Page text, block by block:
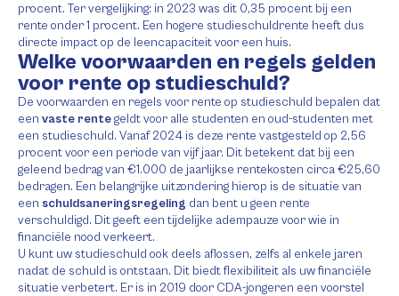
procent. Ter vergelijking: in 2023 was dit 0,35 procent bij een
rente onder 1 procent. Een hogere studieschuldrente heeft dus
directe impact op de leencapaciteit voor een huis.
Welke voorwaarden en regels gelden
voor rente op studieschuld?
De voorwaarden en regels voor rente op studieschuld bepalen dat
een vaste rentegeldt voor alle studenten en oud-studenten met
een studieschuld. Vanaf 2024 is deze rente vastgesteld op 2,56
procent voor een periode van vijf jaar. Dit betekent dat bij een
geleend bedrag van €1.000 de jaarlijkse rentekosten circa €25,60
bedragen. Een belangrijke uitzondering hierop is de situatie van
een schuldsaneringsregeling dan bent u geen rente
verschuldigd. Dit geeft een tijdelijke adempauze voor wie in
financiële nood verkeert.
U kunt uw studieschuld ook deels aflossen, zelfs al enkele jaren
nadat de schuld is ontstaan. Dit biedt flexibiliteit als uw financiële
situatie verbetert. Er is in 2019 door CDA-jongeren een voorstel